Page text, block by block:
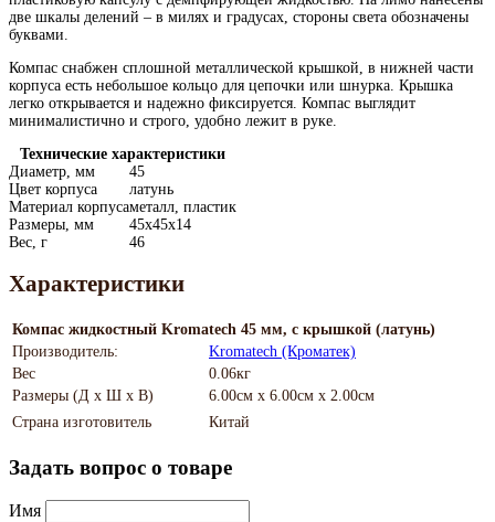
две шкалы делений – в милях и градусах, стороны света обозначены
буквами.
Компас снабжен сплошной металлической крышкой, в нижней части
корпуса есть небольшое кольцо для цепочки или шнурка. Крышка
легко открывается и надежно фиксируется. Компас выглядит
минималистично и строго, удобно лежит в руке.
Технические характеристики
Диаметр, мм
45
Цвет корпуса
латунь
Материал корпусаметалл, пластик
Размеры, мм
45х45х14
Вес, г
46
Характеристики
Компас жидкостный Kromatech 45 мм, с крышкой (латунь)
Производитель:
Kromatech (Кроматек)
Вес
0.06кг
Размеры (Д х Ш х В)
6.00см x 6.00см x 2.00см
Страна изготовитель
Китай
Задать вопрос о товаре
Имя